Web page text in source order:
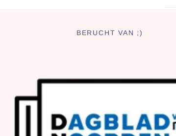
BERUCHT VAN ;)